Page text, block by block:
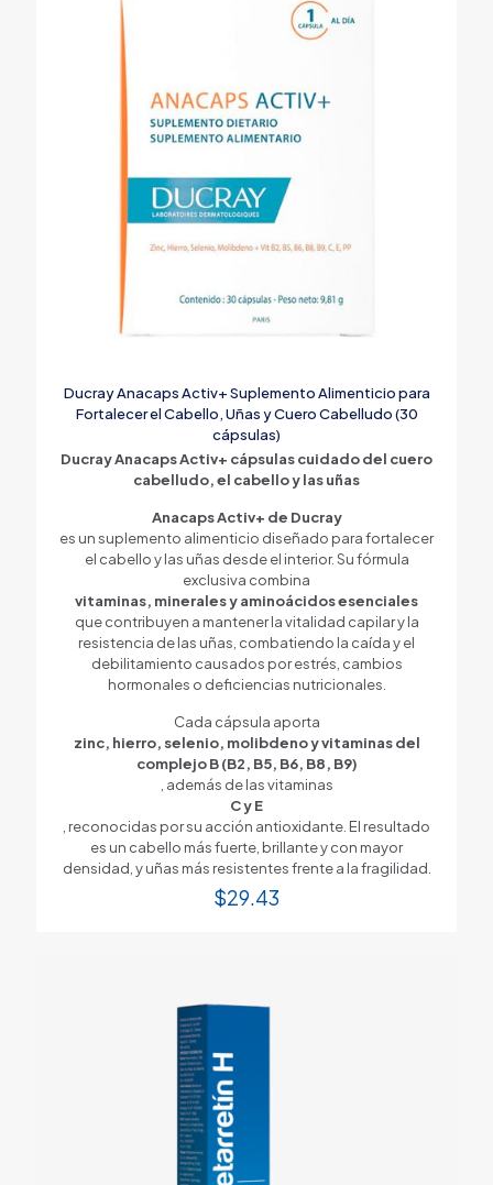
Ducray Anacaps Activ+ Suplemento Alimenticio para
Fortalecer el Cabello, Uñas y Cuero Cabelludo (30
cápsulas)
Ducray Anacaps Activ+ cápsulas cuidado del cuero
cabelludo, el cabello y las uñas
Anacaps Activ+ de Ducray
es un suplemento alimenticio diseñado para fortalecer
el cabello y las uñas desde el interior. Su fórmula
exclusiva combina
vitaminas, minerales y aminoácidos esenciales
que contribuyen a mantener la vitalidad capilar y la
resistencia de las uñas, combatiendo la caída y el
debilitamiento causados por estrés, cambios
hormonales o deficiencias nutricionales.
Cada cápsula aporta
zinc, hierro, selenio, molibdeno y vitaminas del
complejo B (B2, B5, B6, B8, B9)
, además de las vitaminas
C y E
, reconocidas por su acción antioxidante. El resultado
es un cabello más fuerte, brillante y con mayor
densidad, y uñas más resistentes frente a la fragilidad.
$29.43